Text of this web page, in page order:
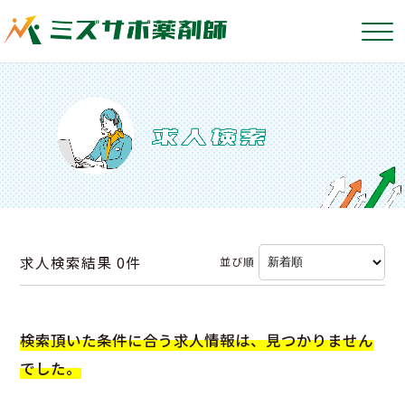
求人検索結果0件 並び順
検索頂いた条件に合う求人情報は、見つかりません
でした。